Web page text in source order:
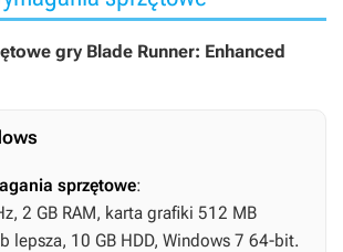
gry Blade Runner: Enhanced
sprzętowe:
2 GB RAM, karta grafiki 512 MB
lepsza, 10 GB HDD, Windows 7 64-bit.